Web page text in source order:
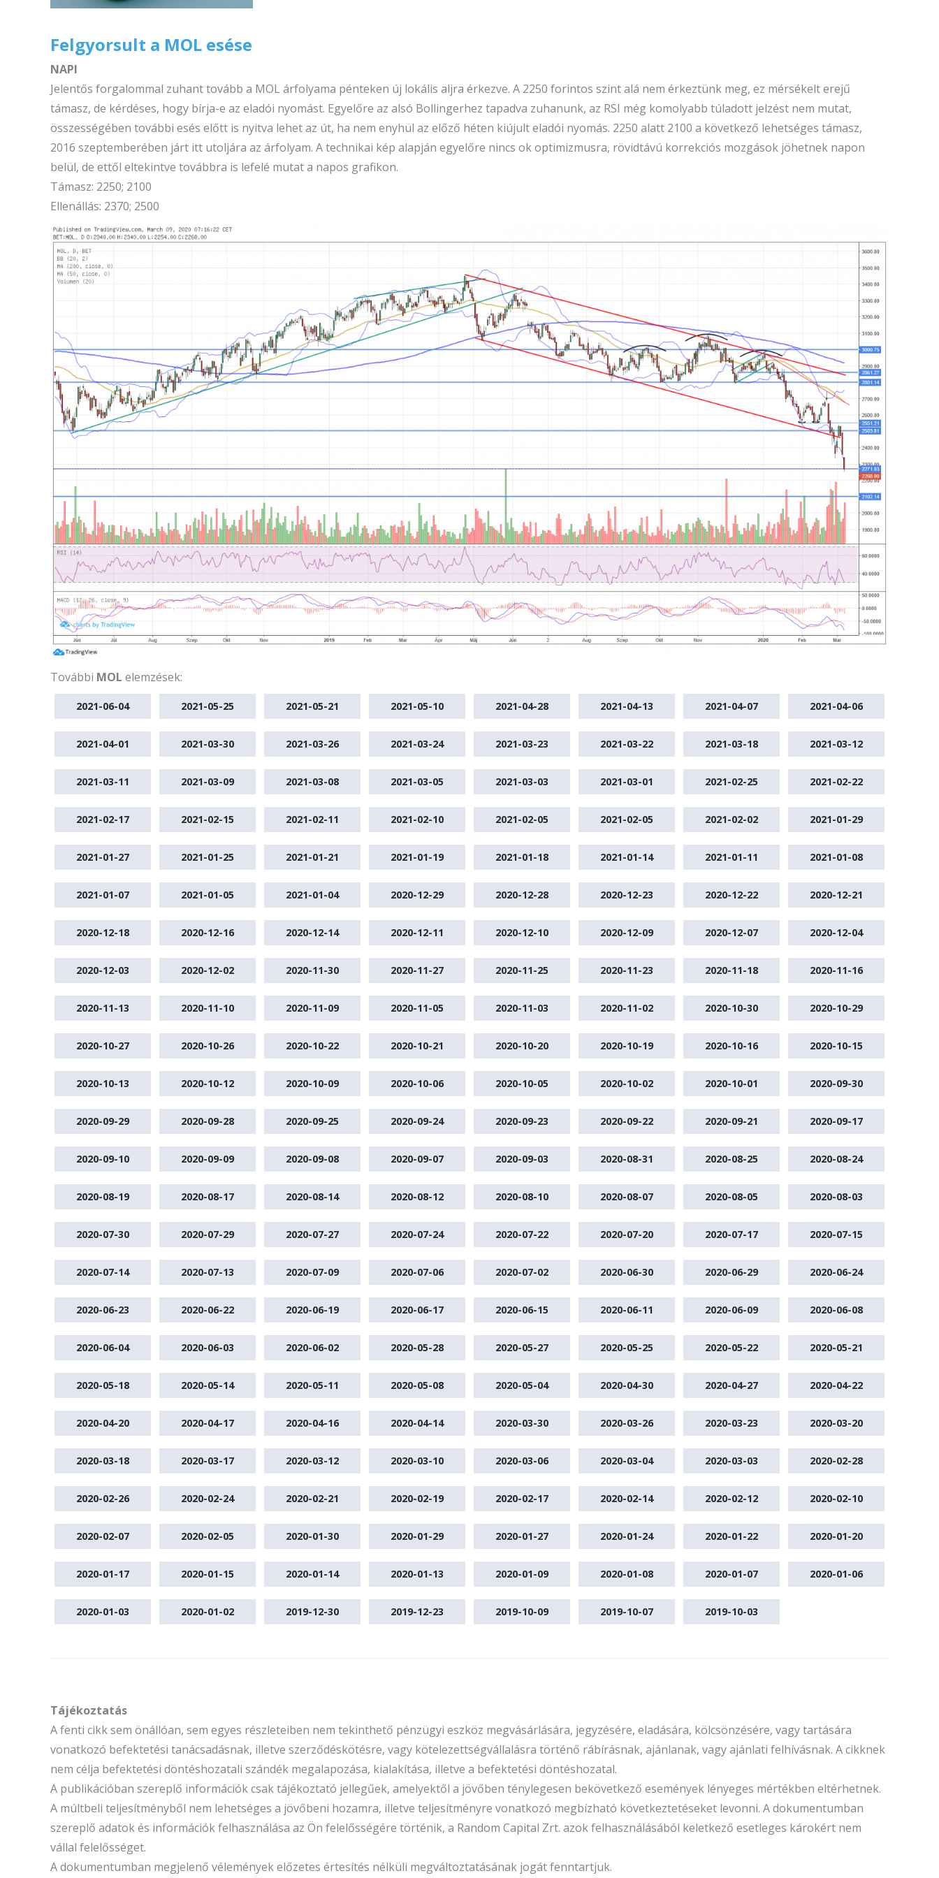
Felgyorsult a MOL esése
NAPI
Jelentős forgalommal zuhant tovább a MOL árfolyama pénteken új lokális aljra érkezve. A 2250 forintos szint alá nem érkeztünk meg, ez mérsékelt erejű
támasz, de kérdéses, hogy bírja-e az eladói nyomást. Egyelőre az alsó Bollingerhez tapadva zuhanunk, az RSI még komolyabb túladott jelzést nem mutat,
összességében további esés előtt is nyitva lehet az út, ha nem enyhül az előző héten kiújult eladói nyomás. 2250 alatt 2100 a következő lehetséges támasz,
2016 szeptemberében járt itt utoljára az árfolyam. A technikai kép alapján egyelőre nincs ok optimizmusra, rövidtávú korrekciós mozgások jöhetnek napon
belül, de ettől eltekintve továbbra is lefelé mutat a napos grafikon.
Támasz: 2250; 2100
Ellenállás: 2370; 2500
További MOL elemzések:
2021-06-04 2021-05-25 2021-05-21 2021-05-10 2021-04-28 2021-04-13 2021-04-07 2021-04-06
2021-04-01 2021-03-30 2021-03-26 2021-03-24 2021-03-23 2021-03-22 2021-03-18 2021-03-12
2021-03-11 2021-03-09 2021-03-08 2021-03-05 2021-03-03 2021-03-01 2021-02-25 2021-02-22
2021-02-17 2021-02-15 2021-02-11 2021-02-10 2021-02-05 2021-02-05 2021-02-02 2021-01-29
2021-01-27 2021-01-25 2021-01-21 2021-01-19 2021-01-18 2021-01-14 2021-01-11 2021-01-08
2021-01-07 2021-01-05 2021-01-04 2020-12-29 2020-12-28 2020-12-23 2020-12-22 2020-12-21
2020-12-18 2020-12-16 2020-12-14 2020-12-11 2020-12-10 2020-12-09 2020-12-07 2020-12-04
2020-12-03 2020-12-02 2020-11-30 2020-11-27 2020-11-25 2020-11-23 2020-11-18 2020-11-16
2020-11-13 2020-11-10 2020-11-09 2020-11-05 2020-11-03 2020-11-02 2020-10-30 2020-10-29
2020-10-27 2020-10-26 2020-10-22 2020-10-21 2020-10-20 2020-10-19 2020-10-16 2020-10-15
2020-10-13 2020-10-12 2020-10-09 2020-10-06 2020-10-05 2020-10-02 2020-10-01 2020-09-30
2020-09-29 2020-09-28 2020-09-25 2020-09-24 2020-09-23 2020-09-22 2020-09-21 2020-09-17
2020-09-10 2020-09-09 2020-09-08 2020-09-07 2020-09-03 2020-08-31 2020-08-25 2020-08-24
2020-08-19 2020-08-17 2020-08-14 2020-08-12 2020-08-10 2020-08-07 2020-08-05 2020-08-03
2020-07-30 2020-07-29 2020-07-27 2020-07-24 2020-07-22 2020-07-20 2020-07-17 2020-07-15
2020-07-14 2020-07-13 2020-07-09 2020-07-06 2020-07-02 2020-06-30 2020-06-29 2020-06-24
2020-06-23 2020-06-22 2020-06-19 2020-06-17 2020-06-15 2020-06-11 2020-06-09 2020-06-08
2020-06-04 2020-06-03 2020-06-02 2020-05-28 2020-05-27 2020-05-25 2020-05-22 2020-05-21
2020-05-18 2020-05-14 2020-05-11 2020-05-08 2020-05-04 2020-04-30 2020-04-27 2020-04-22
2020-04-20 2020-04-17 2020-04-16 2020-04-14 2020-03-30 2020-03-26 2020-03-23 2020-03-20
2020-03-18 2020-03-17 2020-03-12 2020-03-10 2020-03-06 2020-03-04 2020-03-03 2020-02-28
2020-02-26 2020-02-24 2020-02-21 2020-02-19 2020-02-17 2020-02-14 2020-02-12 2020-02-10
2020-02-07 2020-02-05 2020-01-30 2020-01-29 2020-01-27 2020-01-24 2020-01-22 2020-01-20
2020-01-17 2020-01-15 2020-01-14 2020-01-13 2020-01-09 2020-01-08 2020-01-07 2020-01-06
2020-01-03 2020-01-02 2019-12-30 2019-12-23 2019-10-09 2019-10-07 2019-10-03
Tájékoztatás
A fenti cikk sem önállóan, sem egyes részleteiben nem tekinthető pénzügyi eszköz megvásárlására, jegyzésére, eladására, kölcsönzésére, vagy tartására
vonatkozó befektetési tanácsadásnak, illetve szerződéskötésre, vagy kötelezettségvállalásra történő rábírásnak, ajánlanak, vagy ajánlati felhívásnak. A cikknek
nem célja befektetési döntéshozatali szándék megalapozása, kialakítása, illetve a befektetési döntéshozatal.
A publikációban szereplő információk csak tájékoztató jellegűek, amelyektől a jövőben ténylegesen bekövetkező események lényeges mértékben eltérhetnek.
A múltbeli teljesítményből nem lehetséges a jövőbeni hozamra, illetve teljesítményre vonatkozó megbízható következtetéseket levonni. A dokumentumban
szereplő adatok és információk felhasználása az Ön felelősségére történik, a Random Capital Zrt. azok felhasználásából keletkező esetleges károkért nem
vállal felelősséget.
A dokumentumban megjelenő vélemények előzetes értesítés nélküli megváltoztatásának jogát fenntartjuk.